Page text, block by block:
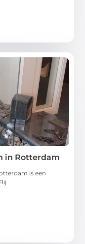
in Rotterdam
is een